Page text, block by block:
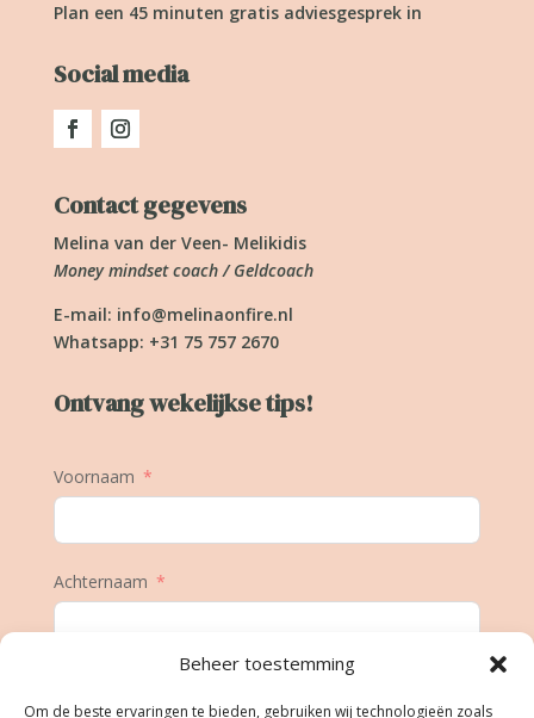
Beheer toestemming
Om de beste ervaringen te bieden, gebruiken wij technologieën zoals
Plan een 45 minuten gratis adviesgesprek in
Social media
Contact gegevens
Melina van der Veen- Melikidis
Money mindset coach / Geldcoach
E-mail: info@melinaonfire.nl
Whatsapp: +31 75 757 2670
Ontvang wekelijkse tips!
Voornaam
Achternaam